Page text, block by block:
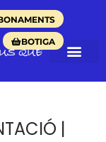
BOTIGA
QUE
|